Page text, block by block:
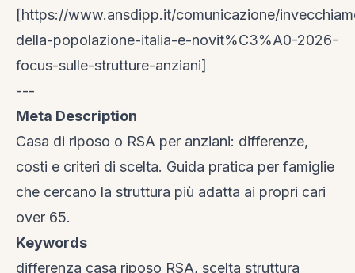
[https://www.ansdipp.it/comunicazione/
della-popolazione-italia-e-novit%C3%A0-2026-
focus-sulle-strutture-anziani]
---
Meta Description
Casa di riposo o RSA per anziani: differenze,
costi e criteri di scelta. Guida pratica per famiglie
che cercano la struttura più adatta ai propri cari
over 65.
Keywords
differenza casa riposo RSA, scelta struttura